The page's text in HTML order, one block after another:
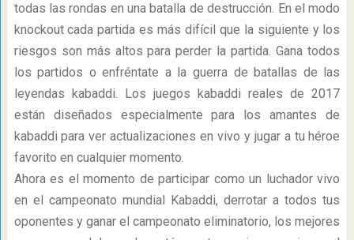
todas las rondas en una batalla de destrucción. En el modo
knockout cada partida es más difícil que la siguiente y los
riesgos son más altos para perder la partida. Gana todos
los partidos o enfréntate a la guerra de batallas de las
leyendas kabaddi. Los juegos kabaddi reales de 2017
están diseñados especialmente para los amantes de
kabaddi para ver actualizaciones en vivo y jugar a tu héroe
favorito en cualquier momento.
Ahora es el momento de participar como un luchador vivo
en el campeonato mundial Kabaddi, derrotar a todos tus
oponentes y ganar el campeonato eliminatorio, los mejores